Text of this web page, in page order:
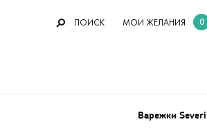
ПОИСК МОИ ЖЕЛАНИЯ 0
Варежки